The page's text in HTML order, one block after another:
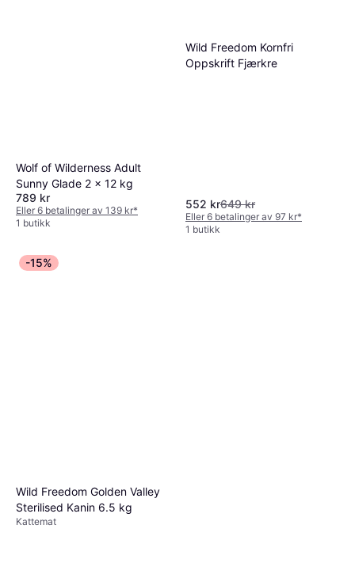
Wolf of Wilderness Adult
Sunny Glade 2 x 12 kg
789 kr
Eller 6 betalinger av 139 kr*
1 butikk
Wild Freedom Kornfri
Oppskrift Fjærkre
552 kr649 kr
Eller 6 betalinger av 97 kr*
1 butikk
-15%
Wild Freedom Golden Valley
Sterilised Kanin 6.5 kg
Kattemat